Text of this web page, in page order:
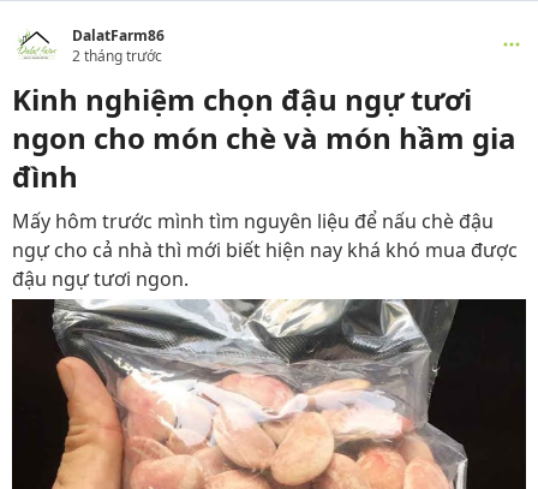
DalatFarm86
2 tháng trước
Kinh nghiệm chọn đậu ngự tươi
ngon cho món chè và món hầm gia
đình
Mấy hôm trước mình tìm nguyên liệu để nấu chè đậu
ngự cho cả nhà thì mới biết hiện nay khá khó mua được
đậu ngự tươi ngon.